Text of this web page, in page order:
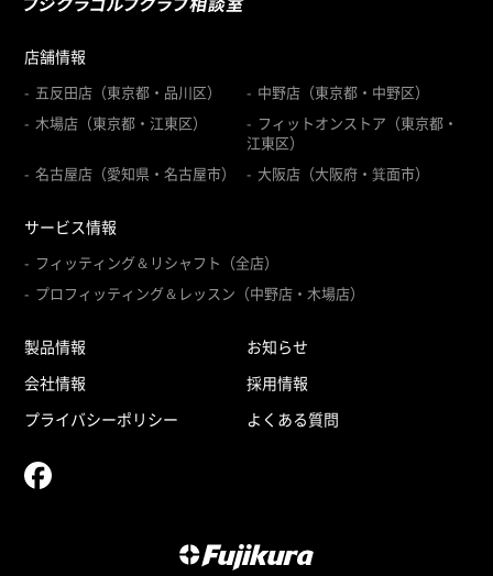
店舗情報
五反田店（東京都・品川区）
中野店（東京都・中野区）
木場店（東京都・江東区）
フィットオンストア（東京都・
江東区）
名古屋店（愛知県・名古屋市）
大阪店（大阪府・箕面市）
サービス情報
フィッティング＆リシャフト（全店）
プロフィッティング＆レッスン（中野店・木場店）
製品情報
お知らせ
会社情報
採用情報
プライバシーポリシー
よくある質問